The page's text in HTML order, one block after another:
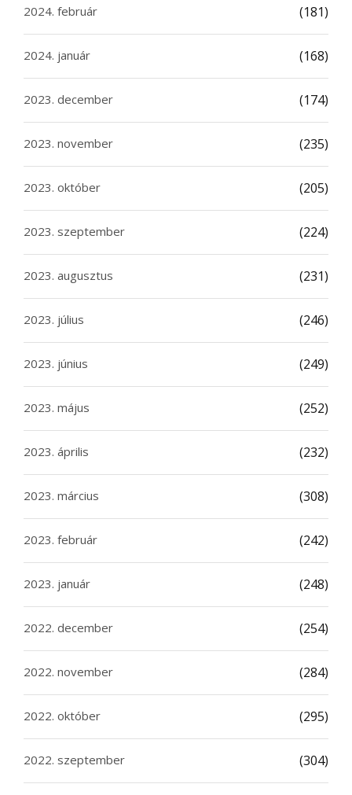
2024. február (181)
2024. január (168)
2023. december (174)
2023. november (235)
2023. október (205)
2023. szeptember (224)
2023. augusztus (231)
2023. július (246)
2023. június (249)
2023. május (252)
2023. április (232)
2023. március (308)
2023. február (242)
2023. január (248)
2022. december (254)
2022. november (284)
2022. október (295)
2022. szeptember (304)